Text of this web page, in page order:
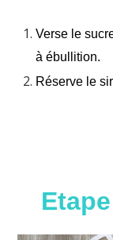
Verse le
à ébullition.
Réserve le